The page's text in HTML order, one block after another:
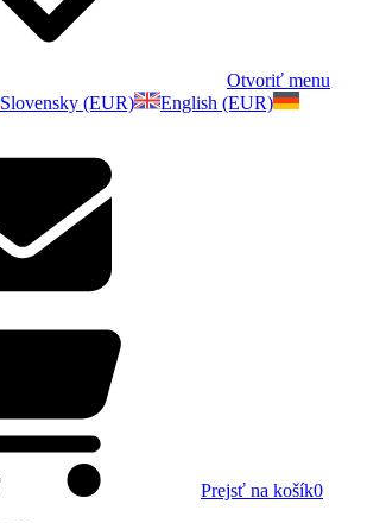
Otvoriť menu
Slovensky (EUR)
English (EUR)
Prejsť na košík0